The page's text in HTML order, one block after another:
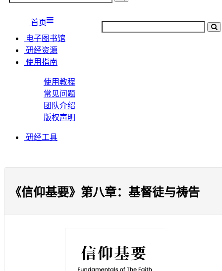
首页
电子图书馆
研经资源
使用指南
使用教程
常见问题
团队介绍
版权声明
研经工具
《信仰基要》第八章：基督徒与祷告